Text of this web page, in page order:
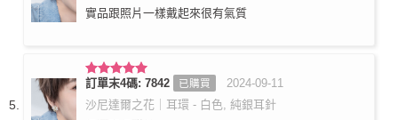
實品跟照片一樣戴起來很有氣質
評分5滿
分 5
訂單末4碼: 7842 已購買
2024-09-11
沙尼達爾之花｜耳環 - 白色, 純銀耳針